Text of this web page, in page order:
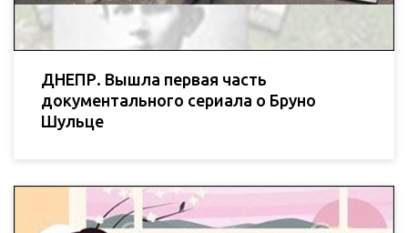
ДНЕПР. Вышла первая часть
документального сериала о Бруно
Шульце